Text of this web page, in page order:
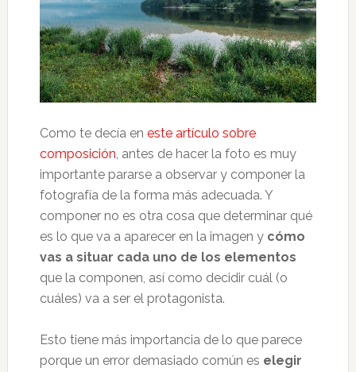
Como te decía en este artículo sobre
composición , antes de hacer la foto es muy
importante pararse a observar y componer la
fotografía de la forma más adecuada. Y
componer no es otra cosa que determinar qué
es lo que va a aparecer en la imagen ycómo
vas a situar cada uno de los elementos
que la componen, así como decidir cuál (o
cuáles) va a ser el protagonista.
Esto tiene más importancia de lo que parece
porque un error demasiado común es elegir